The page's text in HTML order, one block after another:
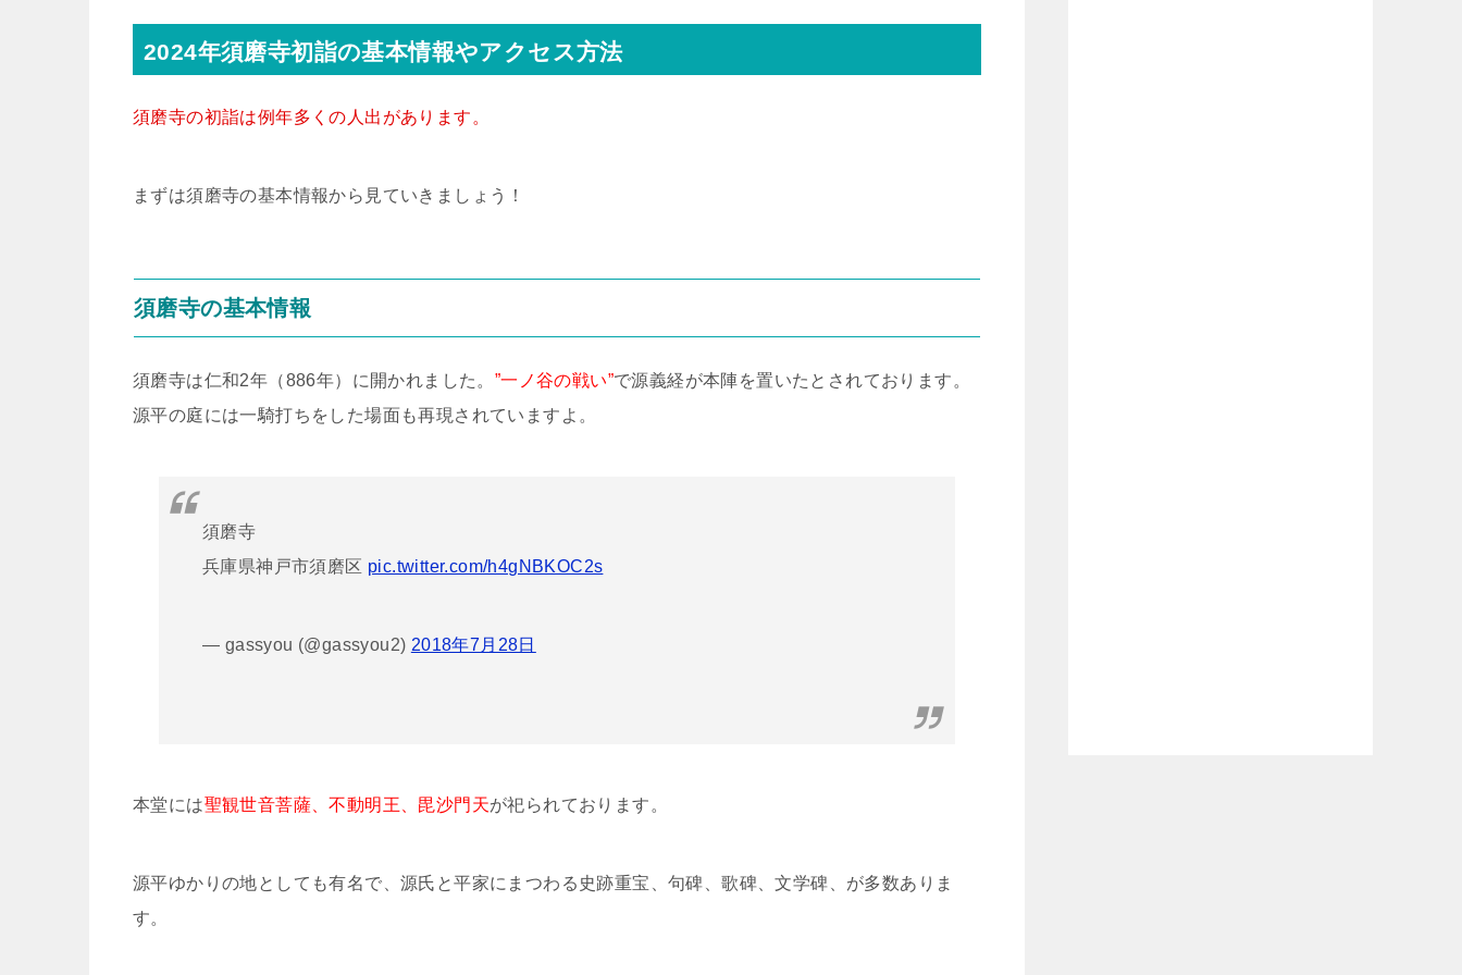
2024年須磨寺初詣の基本情報やアクセス方法
須磨寺の初詣は例年多くの人出があります。
まずは須磨寺の基本情報から見ていきましょう！
須磨寺の基本情報
須磨寺は仁和2年（886年）に開かれました。 ”一ノ谷の戦い”で源義経が本陣を置いたとされております。
源平の庭には一騎打ちをした場面も再現されていますよ。
須磨寺
兵庫県神戸市須磨区 pic.twitter.com/h4gNBKOC2s
— gassyou (@gassyou2) 2018年7月28日
本堂には聖観世音菩薩、不動明王、毘沙門天が祀られております。
源平ゆかりの地としても有名で、源氏と平家にまつわる史跡重宝、句碑、歌碑、文学碑、が多数ありま
す。